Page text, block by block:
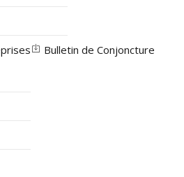
Bulletin de Conjoncture